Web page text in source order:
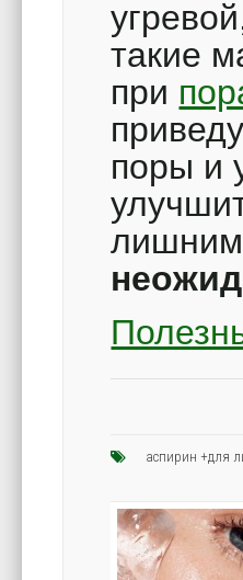
такие
при
поры и
аспирин +для